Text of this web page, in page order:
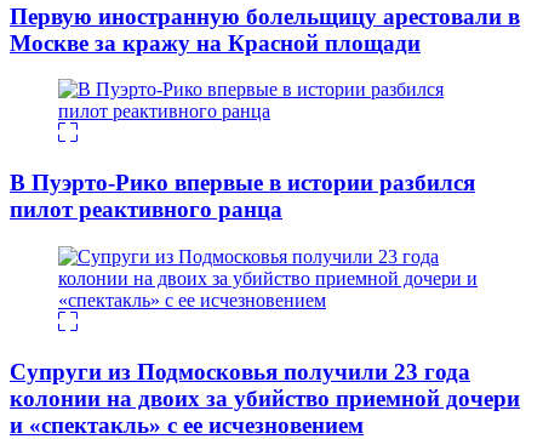
Первую иностранную болельщицу арестовали в
Москве за кражу на Красной площади
В Пуэрто-Рико впервые в истории разбился
пилот реактивного ранца
Супруги из Подмосковья получили 23 года
колонии на двоих за убийство приемной дочери
и «спектакль» с ее исчезновением